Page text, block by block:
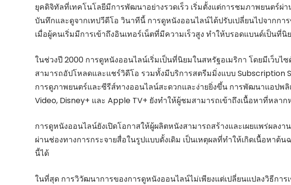
ยุคดิจิทัลที่เทคโนโลยีมีการพัฒนาอย่างรวดเร็ว เริ่มตั้งแต่การชมภาพยนตร์ผ่
บันทึกและดูจากเทปวีดีโอ วินาทีนี้ การดูหนังออนไลน์ได้ปรับเปลี่ยนไปจากกา
เมื่อผู้คนเริ่มมีการเข้าถึงอินเทอร์เน็ตที่มีความเร็วสูง ทำให้บรอดแบนด์เป็นที่
ในช่วงปี 2000 การดูหนังออนไลน์เริ่มเป็นที่นิยมในสหรัฐอเมริกา โดยมีเว็บไซ
สามารถอัปโหลดและแชร์วิดีโอ รวมทั้งมีบริการสตรีมมิ่งแบบ Subscription
การดูภาพยนตร์และซีรีส์ทางออนไลน์สะดวกและง่ายยิ่งขึ้น การพัฒนาแอปพ
Video, Disney+ และ Apple TV+ ยังทำให้ผู้ชมสามารถเข้าถึงเนื้อหาที่หลา
การดูหนังออนไลน์ยังเปิดโอกาสให้ผู้ผลิตหนังสามารถสร้างและเผยแพร่ผลง
ผ่านช่องทางการกระจายสื่อในรูปแบบดั้งเดิม เป็นเหตุผลที่ทำให้เกิดเนื้อหาต้
นี้ได้
ในที่สุด การวิวัฒนาการของการดูหนังออนไลน์ไม่เพียงแต่เปลี่ยนแปลงวิธีการ